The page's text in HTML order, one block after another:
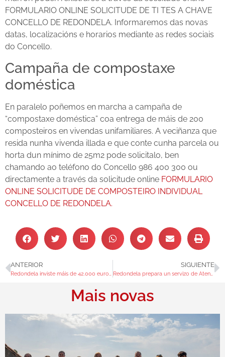
FORMULARIO ONLINE SOLICITUDE DE TI TES A CHAVE
CONCELLO DE REDONDELA. Informaremos das novas
datas, localizacións e horarios mediante as redes sociais
do Concello.
Campaña de compostaxe
doméstica
En paralelo poñemos en marcha a campaña de
“compostaxe doméstica” coa entrega de máis de 200
composteiros en vivendas unifamiliares. A veciñanza que
resida nunha vivenda illada e que conte cunha parcela ou
horta dun mínimo de 25m2 pode solicitalo, ben
chamando ao teléfono do Concello 986 400 300 ou
directamente a través da solicitude online FORMULARIO
ONLINE SOLICITUDE DE COMPOSTEIRO INDIVIDUAL
CONCELLO DE REDONDELA.
ANTERIOR SIGUIENTE
Redondela prepara un servizo de Atención Temperá como referente comarcal de apoio á infancia
Mais novas